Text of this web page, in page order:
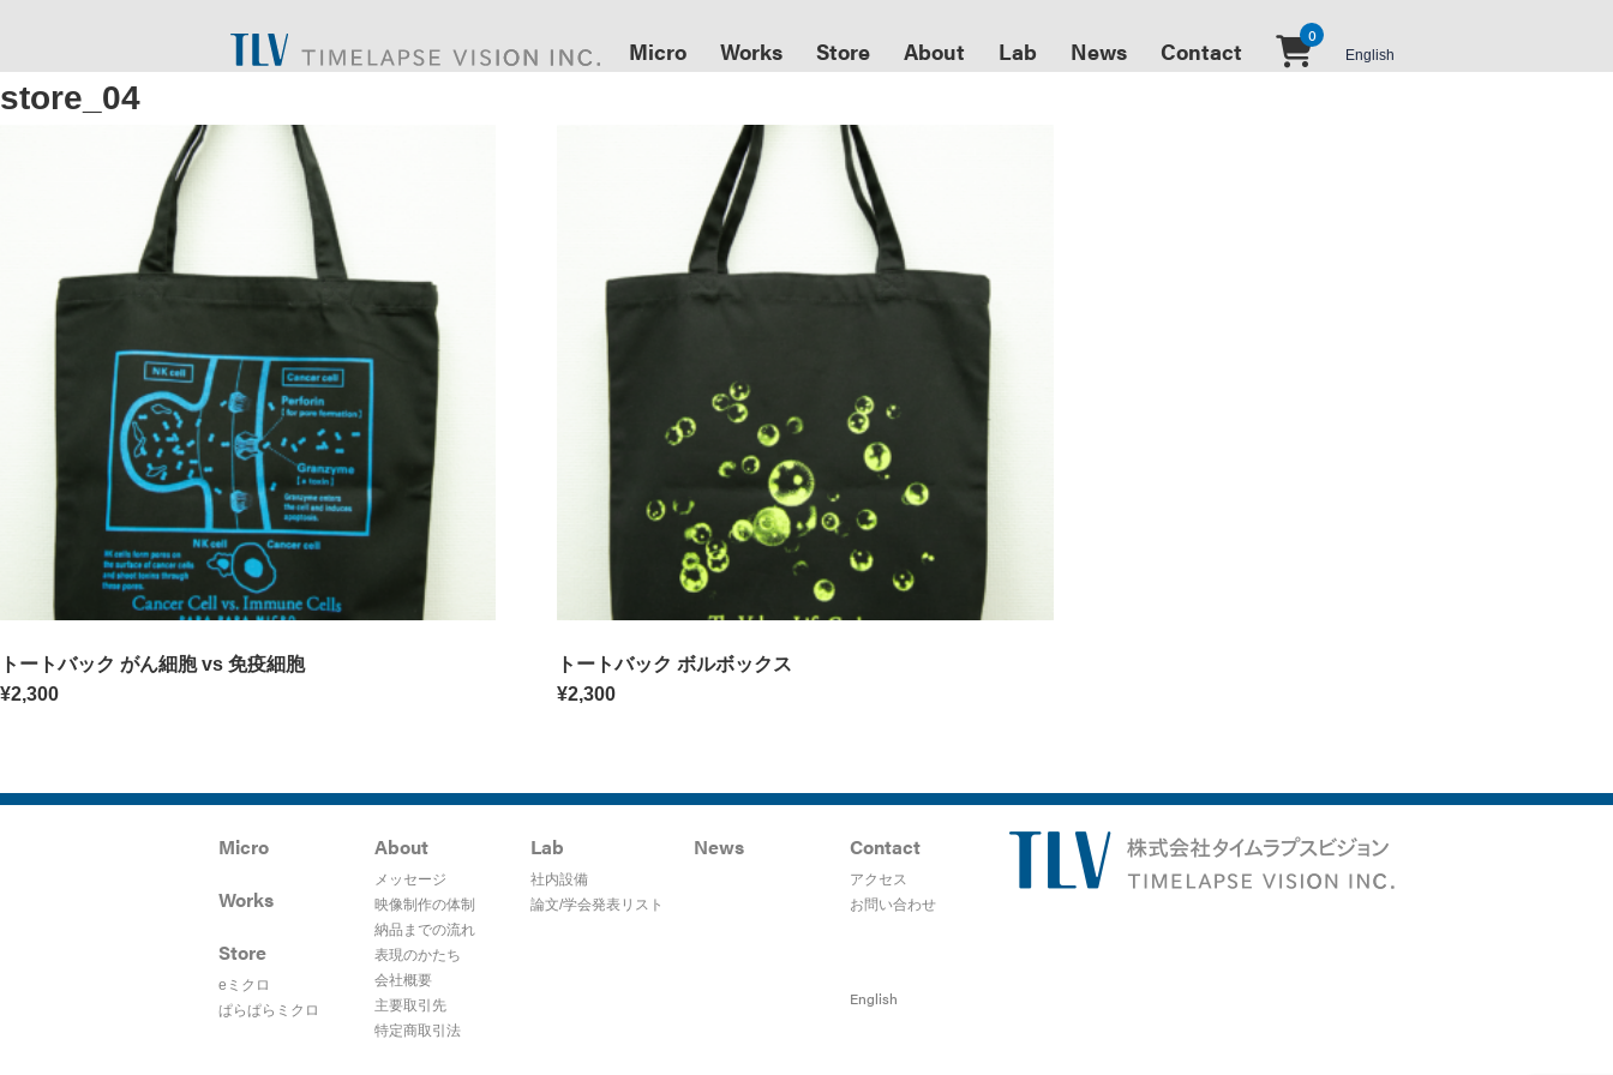
Micro Works Store About Lab News Contact
0
English
store_04
トートバック がん細胞 vs 免疫細胞
¥2,300
トートバック ボルボックス
¥2,300
Micro
Works
Store
eミクロ
ぱらぱらミクロ
About
メッセージ
映像制作の体制
納品までの流れ
表現のかたち
会社概要
主要取引先
特定商取引法
Lab
社内設備
論文/学会発表リスト
News Contact
アクセス
お問い合わせ
English